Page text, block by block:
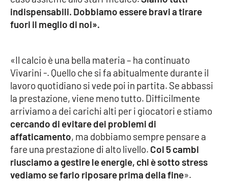
Catanzaro
Crotone
Vibo Valentia
Reggio Calabria
Cosenza
indispensabili. Dobbiamo essere bravi a tirare
fuori il meglio di noi».
«Il calcio è una bella materia – ha continuato
Vivarini -. Quello che si fa abitualmente durante il
lavoro quotidiano si vede poi in partita. Se abbassi
la prestazione, viene meno tutto. Difficilmente
arriviamo a dei carichi alti per i giocatori e stiamo
cercando di evitare dei problemi di
affaticamento, ma dobbiamo sempre pensare a
fare una prestazione di alto livello. Coi 5 cambi
riusciamo a gestire le energie, chi è sotto stress
vediamo se farlo riposare prima della fine».